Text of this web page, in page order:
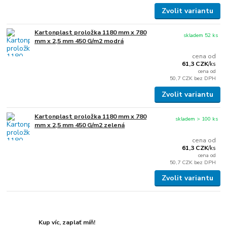
Zvolit variantu
Kartonplast proložka 1180 mm x 780
mm x 2,5 mm 450 G/m2 modrá
cena od
61,3 CZK/ks
cena od
50,7 CZK bez DPH
skladem 52 ks
Zvolit variantu
Kartonplast proložka 1180 mm x 780
mm x 2,5 mm 450 G/m2 zelená
cena od
61,3 CZK/ks
cena od
50,7 CZK bez DPH
skladem > 100 ks
Zvolit variantu
Kup víc, zaplať míň!